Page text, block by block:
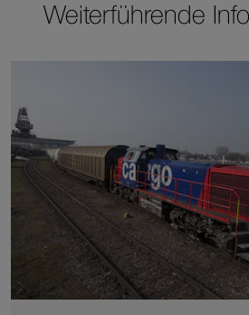
Weiterführende